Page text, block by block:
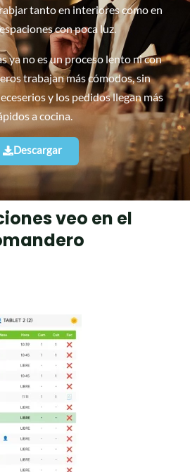
tanto en interiores como en
con poca luz.
ya no es un proceso lento ni con
trabajan más cómodos, sin
y los pedidos llegan más
a cocina.
Descargar
veo en el